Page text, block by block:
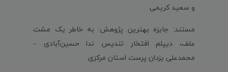
و سعید کریمی
مستند: جایزه بهترین پژوهش: به خاطر یک مشت
علف، دیپلم افتخار تندیس ندا حسین‌آبادی –
محمدعلی یزدان پرست استان مرکزی